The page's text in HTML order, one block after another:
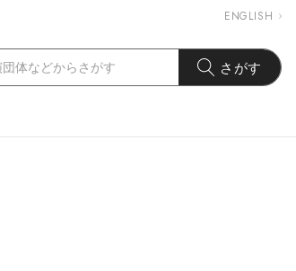
ENGLISH
さがす